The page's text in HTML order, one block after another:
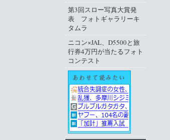
第3回スロー写真大賞発
表 フォトギャラリーキ
タムラ
ニコン×JAL、D5500と旅
行券4万円が当たるフォト
コンテスト